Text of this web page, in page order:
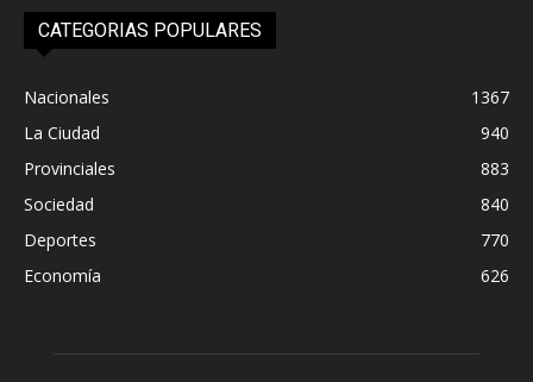
CATEGORIAS POPULARES
Nacionales
1367
La Ciudad
940
Provinciales
883
Sociedad
840
Deportes
770
Economía
626